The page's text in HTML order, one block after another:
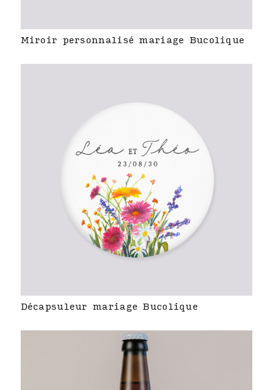
Miroir personnalisé mariage Bucolique
Décapsuleur mariage Bucolique